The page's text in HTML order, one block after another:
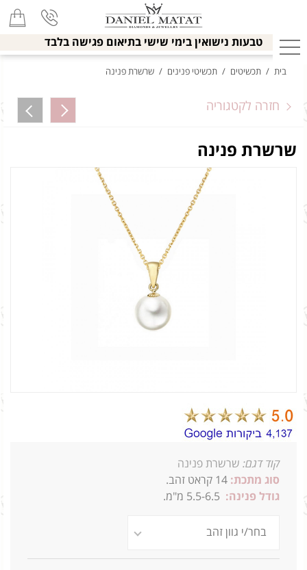
טבעות נישואין בימי שישי בתיאום פגישה בלבד
בית / תכשיטים / תכשיטי פנינים / שרשרת פנינה
חזרה לקטגוריה
שרשרת פנינה
קוד דגם: שרשרת פנינה
סוג מתכת: 14 קראט זהב.
גודל פנינה: 5.5-6.5 מ"מ.